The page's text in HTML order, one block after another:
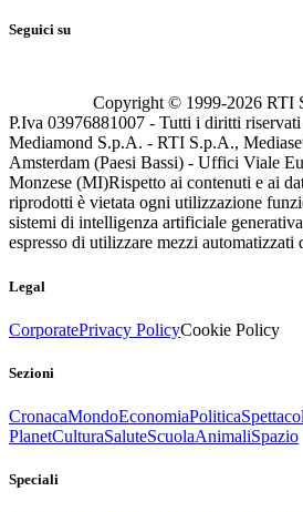
Seguici su
Copyright © 1999-2026 RTI
P.Iva 03976881007 - Tutti i diritti
Mediamond S.p.A. - RTI S.p.A.,
Amsterdam (Paesi Bassi) - Uffici Viale
Monzese (MI)Rispetto ai contenuti e ai
riprodotti è vietata ogni utilizzazione
sistemi di intelligenza artificiale
espresso di utilizzare mezzi automatizzati
Legal
CorporatePrivacy PolicyCookie Policy
Sezioni
CronacaMondoEconomiaPolitica
PlanetCulturaSaluteScuolaAnimaliSpazio
Speciali